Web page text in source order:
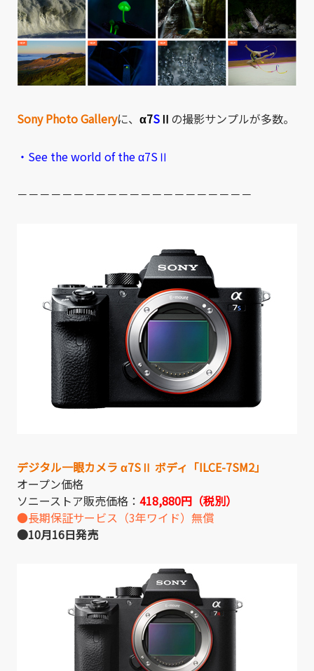
Sony Photo Galleryに、 α7SⅡ の撮影サンプルが多数。
・See the world of the α7SⅡ
－－－－－－－－－－－－－－－－－－－－－
デジタル一眼カメラ α7SⅡ ボディ「ILCE-7SM2」
オープン価格
ソニーストア販売価格： 418,880円（税別）
●長期保証サービス（3年ワイド）無償
●10月16日発売